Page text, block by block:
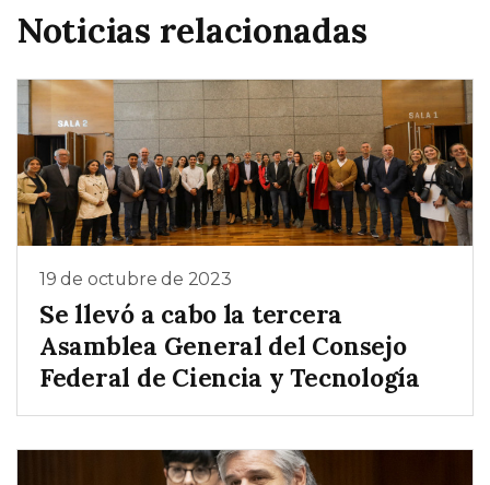
Noticias relacionadas
19 de octubre de 2023
Se llevó a cabo la tercera
Asamblea General del Consejo
Federal de Ciencia y Tecnología